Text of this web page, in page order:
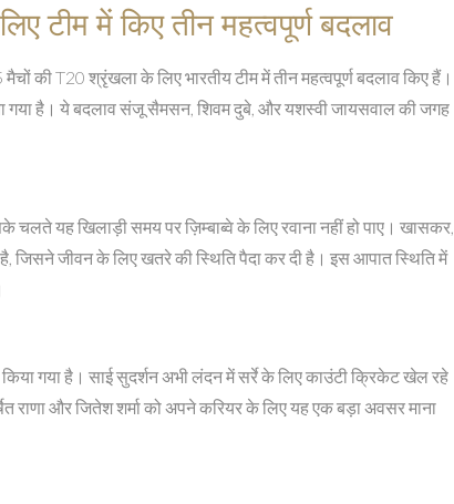
टीम में किए तीन महत्वपूर्ण बदलाव
की T20 श्रृंखला के लिए भारतीय टीम में तीन महत्वपूर्ण बदलाव किए हैं।
गया है। ये बदलाव संजू सैमसन, शिवम दुबे, और यशस्वी जायसवाल की जगह
चलते यह खिलाड़ी समय पर ज़िम्बाब्वे के लिए रवाना नहीं हो पाए। खासकर,
जीवन के लिए खतरे की स्थिति पैदा कर दी है। इस आपात स्थिति में
किया गया है। साई सुदर्शन अभी लंदन में सर्रे के लिए काउंटी क्रिकेट खेल रहे
राणा और जितेश शर्मा को अपने करियर के लिए यह एक बड़ा अवसर माना